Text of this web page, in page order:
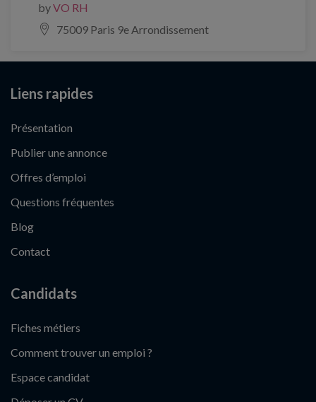
byVO RH
75009 Paris 9e Arrondissement
Liens rapides
Présentation
Publier une annonce
Offres d’emploi
Questions fréquentes
Blog
Contact
Candidats
Fiches métiers
Comment trouver un emploi ?
Espace candidat